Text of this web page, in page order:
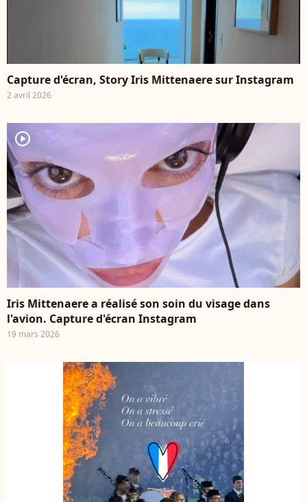
Capture d'écran, Story Iris Mittenaere sur Instagram
2 avril 2026
player2
Iris Mittenaere a réalisé son soin du visage dans
l'avion. Capture d'écran Instagram
19 mars 2026